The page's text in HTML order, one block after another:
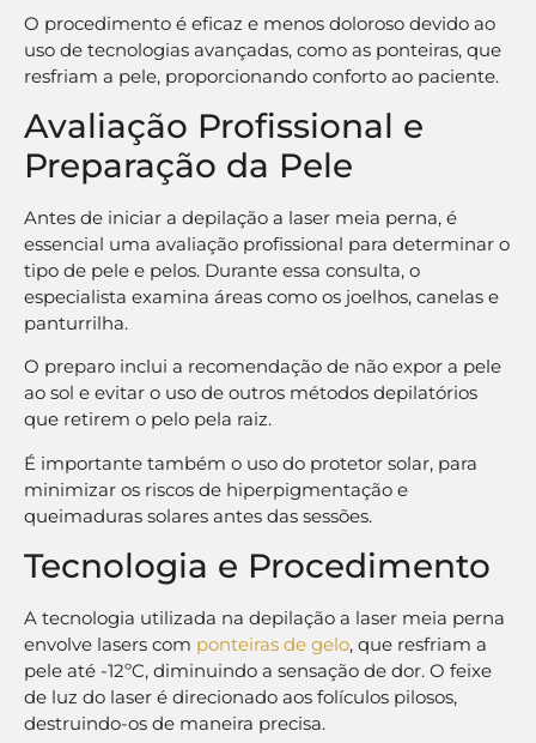
O procedimento é eficaz e menos doloroso devido ao
uso de tecnologias avançadas, como as ponteiras, que
resfriam a pele, proporcionando conforto ao paciente.
Avaliação Profissional e
Preparação da Pele
Antes de iniciar a depilação a laser meia perna, é
essencial uma avaliação profissional para determinar o
tipo de pele e pelos. Durante essa consulta, o
especialista examina áreas como os joelhos, canelas e
panturrilha.
O preparo inclui a recomendação de não expor a pele
ao sol e evitar o uso de outros métodos depilatórios
que retirem o pelo pela raiz.
É importante também o uso do protetor solar, para
minimizar os riscos de hiperpigmentação e
queimaduras solares antes das sessões.
Tecnologia e Procedimento
A tecnologia utilizada na depilação a laser meia perna
envolve lasers com ponteiras de gelo, que resfriam a
pele até -12ºC, diminuindo a sensação de dor. O feixe
de luz do laser é direcionado aos folículos pilosos,
destruindo-os de maneira precisa.